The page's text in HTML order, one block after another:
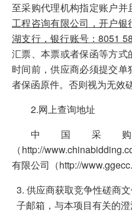
至采购代理机构指定账户并
工程咨询有限公司，开户
湖支行，银行账号：8051
汇票、本票或者保函等方
时间前，供应商必须提交
者保函原件。否则视为无效
2.网上查询地址
中国采
（http://
有限公司（http://
供应商获取竞争性磋商
子邮箱，与本项目有关的